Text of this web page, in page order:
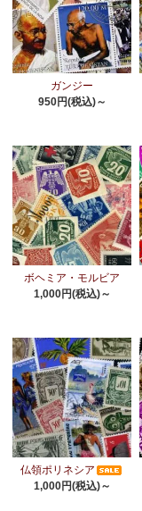
ガンジー
950円(税込)～
ボヘミア・モルビア
1,000円(税込)～
仏領ポリネシア
1,000円(税込)～